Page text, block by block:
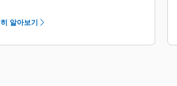
는 전 세계 OEM과의 협력을
급하며, 귀사에 최적의 솔루션을 제공
알아보기